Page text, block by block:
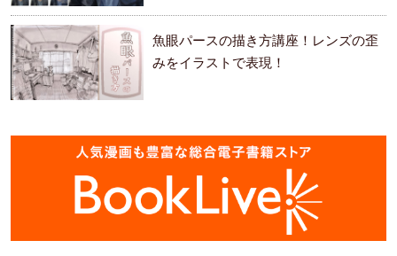
ます。
魚眼パースの描き方講座！レンズの歪
みをイラストで表現！